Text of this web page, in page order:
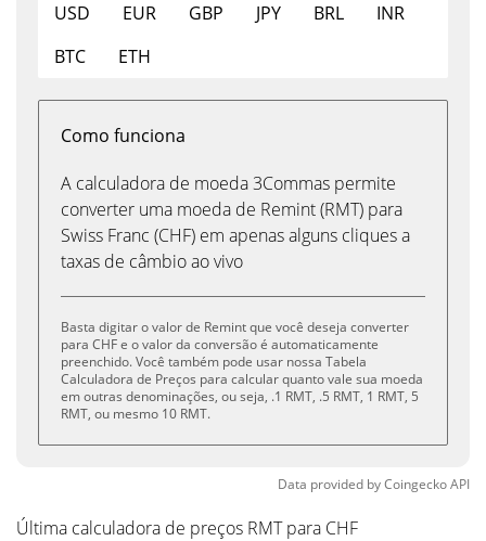
USD EUR GBP JPY BRL
INR
BTC
ETH
Como funciona
A calculadora de moeda 3Commas permite
converter uma moeda de Remint (RMT) para
Swiss Franc (CHF) em apenas alguns cliques a
taxas de câmbio ao vivo
Basta digitar o valor de Remint que você deseja converter
para CHF e o valor da conversão é automaticamente
preenchido. Você também pode usar nossa Tabela
Calculadora de Preços para calcular quanto vale sua moeda
em outras denominações, ou seja, .1 RMT, .5 RMT, 1 RMT, 5
RMT, ou mesmo 10 RMT.
Data provided byCoingeckoAPI
Última calculadora de preços RMT para CHF